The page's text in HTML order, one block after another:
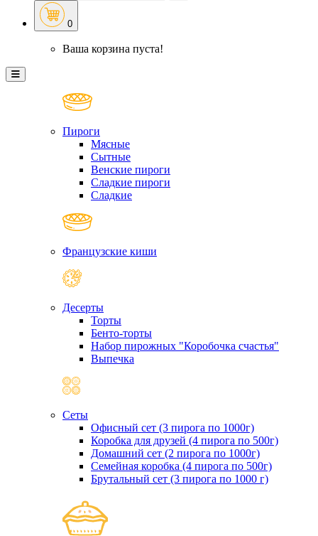
0
Ваша корзина пуста!
Пироги
Мясные
Сытные
Венские пироги
Сладкие пироги
Сладкие
Французские киши
Десерты
Торты
Бенто-торты
Набор пирожных "Коробочка счастья"
Выпечка
Сеты
Офисный сет (3 пирога по 1000г)
Коробка для друзей (4 пирога по 500г)
Домашний сет (2 пирога по 1000г)
Семейная коробка (4 пирога по 500г)
Брутальный сет (3 пирога по 1000 г)